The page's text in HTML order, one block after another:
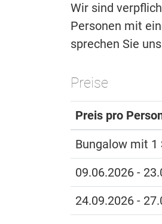
Wir sind
Personen mit
sprechen Sie
Preise
Preis pro
Bungalow mit
09.06.2026 -
24.09.2026 -